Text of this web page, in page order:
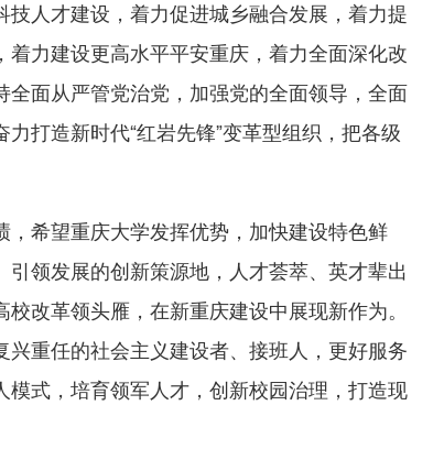
人才建设，着力促进城乡融合发展，着力提
力建设更高水平平安重庆，着力全面深化改
面从严管党治党，加强党的全面领导，全面
打造新时代“红岩先锋”变革型组织，把各级
希望重庆大学发挥优势，加快建设特色鲜
领发展的创新策源地，人才荟萃、英才辈出
改革领头雁，在新重庆建设中展现新作为。
重任的社会主义建设者、接班人，更好服务
模式，培育领军人才，创新校园治理，打造现